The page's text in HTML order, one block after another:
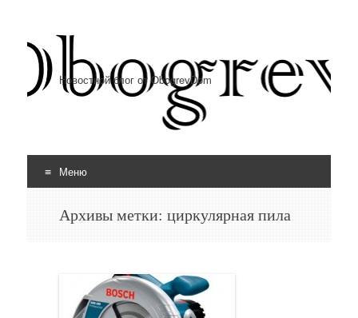
Новостной блог от ObogrevDom
Меню
Архивы метки: циркулярная пила